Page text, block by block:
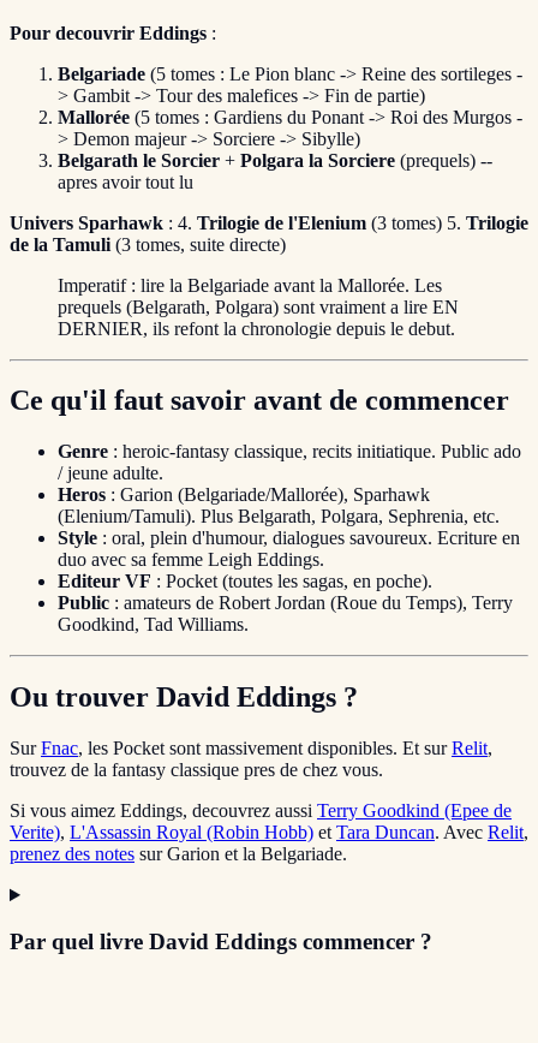
Pour decouvrir Eddings :
Belgariade (5 tomes : Le Pion blanc -> Reine des sortileges -
> Gambit -> Tour des malefices -> Fin de partie)
Mallorée (5 tomes : Gardiens du Ponant -> Roi des Murgos -
> Demon majeur -> Sorciere -> Sibylle)
Belgarath le Sorcier + Polgara la Sorciere (prequels) --
apres avoir tout lu
Univers Sparhawk : 4. Trilogie de l'Elenium (3 tomes) 5. Trilogie
de la Tamuli (3 tomes, suite directe)
Imperatif : lire la Belgariade avant la Mallorée. Les
prequels (Belgarath, Polgara) sont vraiment a lire EN
DERNIER, ils refont la chronologie depuis le debut.
Ce qu'il faut savoir avant de commencer
Genre : heroic-fantasy classique, recits initiatique. Public ado
/ jeune adulte.
Heros : Garion (Belgariade/Mallorée), Sparhawk
(Elenium/Tamuli). Plus Belgarath, Polgara, Sephrenia, etc.
Style : oral, plein d'humour, dialogues savoureux. Ecriture en
duo avec sa femme Leigh Eddings.
Editeur VF : Pocket (toutes les sagas, en poche).
Public : amateurs de Robert Jordan (Roue du Temps), Terry
Goodkind, Tad Williams.
Ou trouver David Eddings ?
SurFnac, les Pocket sont massivement disponibles. Et surRelit,
trouvez de la fantasy classique pres de chez vous.
Si vous aimez Eddings, decouvrez aussi Terry Goodkind (Epee de
Verite), L'Assassin Royal (Robin Hobb) et Tara Duncan. Avec Relit,
prenez des notes sur Garion et la Belgariade.
Par quel livre David Eddings commencer ?